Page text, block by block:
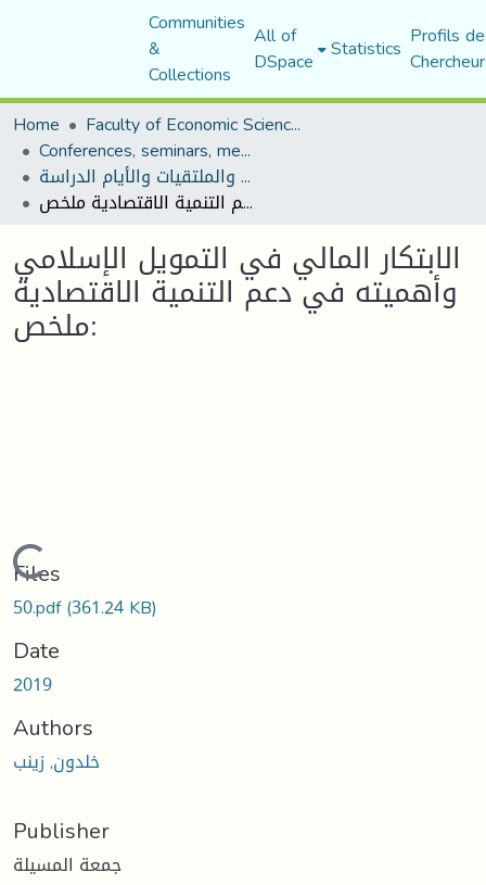
Communities
&
Collections
All of
DSpace Statistics Profils
Home
Faculty of Economic Sciences, Commerce and Management Sciences
Conferences, seminars, meetings, and study days
المؤتمرات والندوات والملتقيات والأيام الدراسة
الابتكار المالي في التمويل الإسلامي وأهميته في دعم التنمية الاقتصادية ملخص:
الابتكار المالي في التمويل الإسلامي
وأهميته في دعم التنمية الاقتصادية
ملخص:
Loading...
Files
50.pdf(361.24 KB)
Date
2019
Authors
خلدون, زينب
Publisher
جمعة المسيلة